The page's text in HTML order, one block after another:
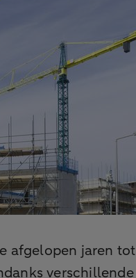
afgelopen jaren tot
verschillende